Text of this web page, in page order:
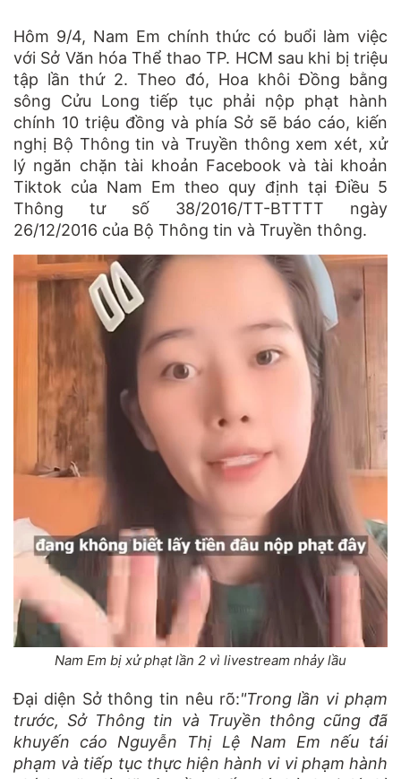
Hôm 9/4, Nam Em chính thức có buổi làm việc
với Sở Văn hóa Thể thao TP. HCM sau khi bị triệu
tập lần thứ 2. Theo đó, Hoa khôi Đồng bằng
sông Cửu Long tiếp tục phải nộp phạt hành
chính 10 triệu đồng và phía Sở sẽ báo cáo, kiến
nghị Bộ Thông tin và Truyền thông xem xét, xử
lý ngăn chặn tài khoản Facebook và tài khoản
Tiktok của Nam Em theo quy định tại Điều 5
Thông tư số 38/2016/TT-BTTTT ngày
26/12/2016 của Bộ Thông tin và Truyền thông.
Nam Em bị xử phạt lần 2 vì livestream nhảy lầu
Đại diện Sở thông tin nêu rõ:"Trong lần vi phạm
trước, Sở Thông tin và Truyền thông cũng đã
khuyến cáo Nguyễn Thị Lệ Nam Em nếu tái
phạm và tiếp tục thực hiện hành vi vi phạm hành